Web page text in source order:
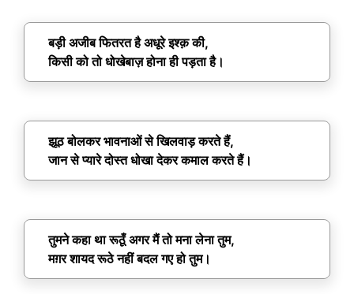
बड़ी अजीब फितरत है अधूरे इश्क़ की,
किसी को तो धोखेबाज़ होना ही पड़ता है।
झूठ बोलकर भावनाओं से खिलवाड़ करते हैं,
जान से प्यारे दोस्त धोखा देकर कमाल करते हैं।
तुमने कहा था रूठूँ अगर मैं तो मना लेना तुम,
मग़र शायद रूठे नहीं बदल गए हो तुम।